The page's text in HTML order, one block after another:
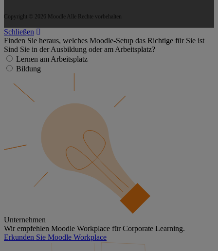
Copyright © 2026 Moodle Alle Rechte vorbehalten
Schließen
Finden Sie heraus, welches Moodle-Setup das Richtige für Sie ist
Sind Sie in der Ausbildung oder am Arbeitsplatz?
Lernen am Arbeitsplatz
Bildung
Unternehmen
Wir empfehlen Moodle Workplace für Corporate Learning.
Erkunden Sie Moodle Workplace